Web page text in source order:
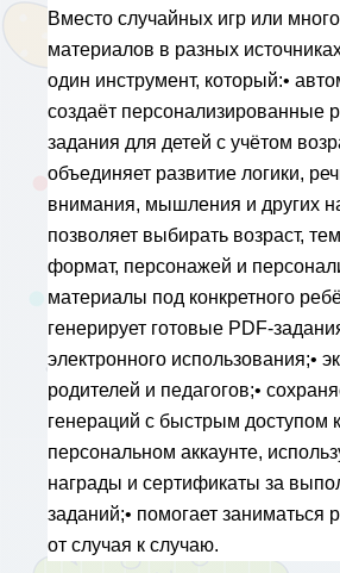
Вместо случайных игр или
материалов в разных
один инструмент, который:•
создаёт персонализированные
задания для детей с учётом
объединяет развитие логики,
внимания, мышления и других
позволяет выбирать возраст,
формат, персонажей и
материалы под конкретного
генерирует готовые PDF-
электронного использования;•
родителей и педагогов;•
генераций с быстрым доступом
персональном аккаунте,
награды и сертификаты за
заданий;• помогает заниматься
от случая к случаю.